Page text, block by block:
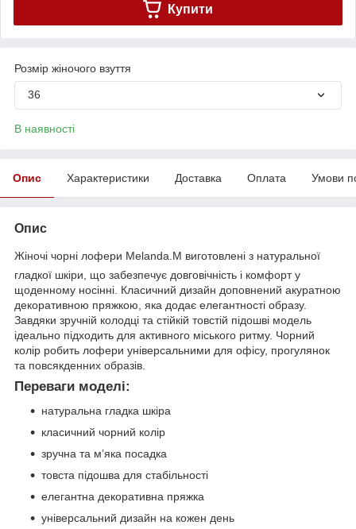
Купити
Розмір жіночого взуття
36
В наявності
Опис Характеристики Доставка Оплата Умови
Опис
Жіночі чорні лофери Melanda.M виготовлені з натуральної
гладкої шкіри, що забезпечує довговічність і комфорт у
щоденному носінні. Класичний дизайн доповнений акуратною
декоративною пряжкою, яка додає елегантності образу.
Завдяки зручній колодці та стійкій товстій підошві модель
ідеально підходить для активного міського ритму. Чорний
колір робить лофери універсальними для офісу, прогулянок
та повсякденних образів.
Переваги моделі:
натуральна гладка шкіра
класичний чорний колір
зручна та м’яка посадка
товста підошва для стабільності
елегантна декоративна пряжка
універсальний дизайн на кожен день